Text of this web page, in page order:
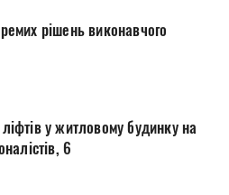
рішень виконавчого
на
6